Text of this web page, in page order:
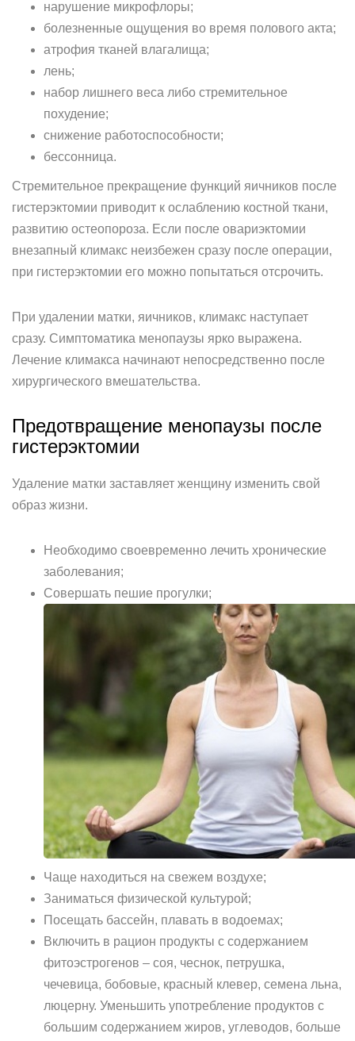
нарушение микрофлоры;
болезненные ощущения во время полового акта;
атрофия тканей влагалища;
лень;
набор лишнего веса либо стремительное
похудение;
снижение работоспособности;
бессонница.
Стремительное прекращение функций яичников после
гистерэктомии приводит к ослаблению костной ткани,
развитию остеопороза. Если после овариэктомии
внезапный климакс неизбежен сразу после операции,
при гистерэктомии его можно попытаться отсрочить.
При удалении матки, яичников, климакс наступает
сразу. Симптоматика менопаузы ярко выражена.
Лечение климакса начинают непосредственно после
хирургического вмешательства.
Предотвращение менопаузы после
гистерэктомии
Удаление матки заставляет женщину изменить свой
образ жизни.
Необходимо своевременно лечить хронические
заболевания;
Совершать пешие прогулки;
Чаще находиться на свежем воздухе;
Заниматься физической культурой;
Посещать бассейн, плавать в водоемах;
Включить в рацион продукты с содержанием
фитоэстрогенов – соя, чеснок, петрушка,
чечевица, бобовые, красный клевер, семена льна,
люцерну. Уменьшить употребление продуктов с
большим содержанием жиров, углеводов, больше